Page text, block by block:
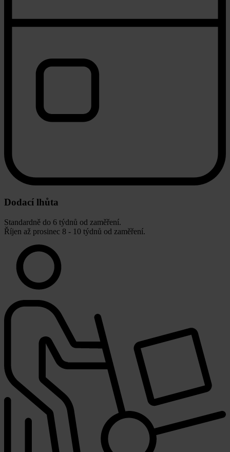
Dodací lhůta
Standardně do 6 týdnů od zaměření.
Říjen až prosinec 8 - 10 týdnů od zaměření.